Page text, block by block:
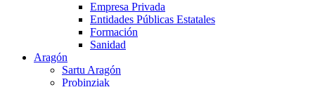
Empresa Privada
Entidades Públicas Estatales
Formación
Sanidad
Aragón
Sartu Aragón
Probinziak